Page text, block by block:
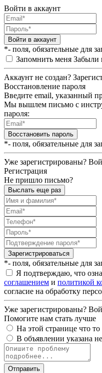
Войти в аккаунт
Войти в аккаунт
*- поля, обязательные для
Запомнить меня Забыли
Аккаунт не создан?
Восстановление пароля
Введите email, указанный
Мы вышлем письмо с
пароля:
Восстановить пароль
*- поля, обязательные для
Уже зарегистрированы?
Регистрация
Не пришло письмо?
Выслать еще раз
Зарегистрироваться
*- поля, обязательные для
Я подтверждаю, что
соглашением и политикой
согласие на обработку
Уже зарегистрированы?
Помогите нам стать лучше
На этой странице что то
В объявлении указана
Отправить